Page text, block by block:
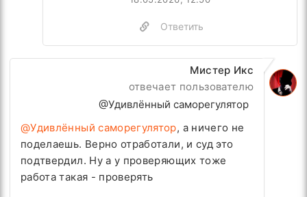
Ответить
Мистер Икс
отвечает пользователю
@Удивлённый саморегулятор
@Удивлённый саморегулятор, а ничего не
поделаешь. Верно отработали, и суд это
подтвердил. Ну а у проверяющих тоже
работа такая - проверять